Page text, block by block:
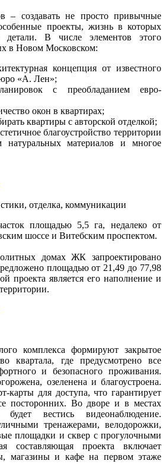
– создавать не просто привычные
проекты, жизнь в которых
В числе элементов этого
в Новом Московском:
концепция от известного
«А. Лен»;
с преобладанием евро-
окон в квартирах;
квартиры с авторской отделкой;
благоустройство территории
натуральных материалов и многое
отделка, коммуникации
площадью 5,5 га, недалеко от
шоссе и Витебским проспектом.
домах ЖК запроектировано
площадью от 21,49 до 77,98
проекта является его наполнение и
комплекса формируют закрытое
квартала, где предусмотрено все
и безопасного проживания.
озеленена и благоустроена.
карты для доступа, что гарантирует
посторонних. Во дворе и в местах
будет вестись видеонаблюдение.
тренажерами, велодорожки,
площадки и сквер с прогулочными
составляющая проекта включает
магазины и кафе на первом этаже